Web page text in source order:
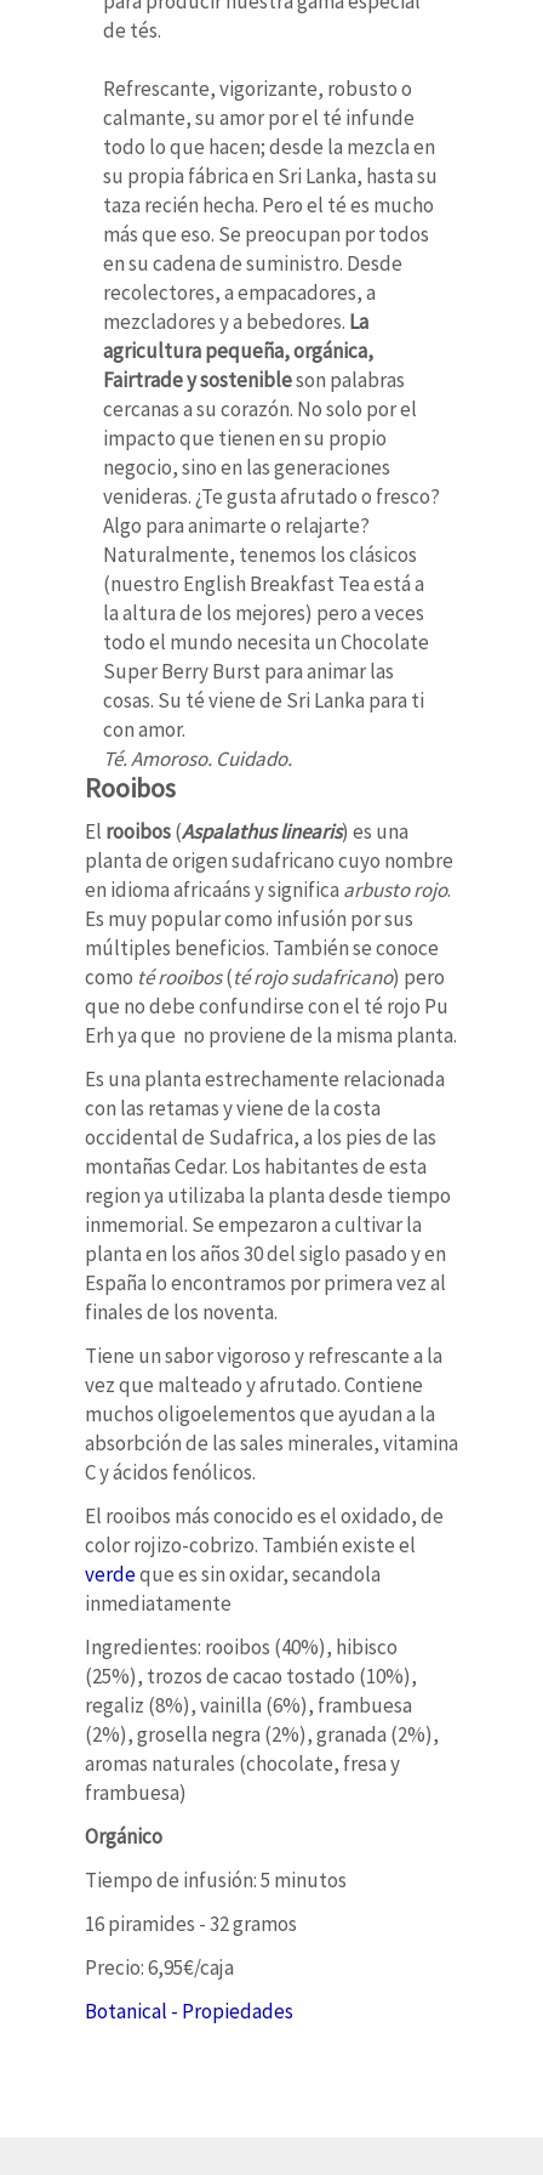
de tés.
Refrescante, vigorizante, robusto o
calmante, su amor por el té infunde
todo lo que hacen; desde la mezcla en
su propia fábrica en Sri Lanka, hasta su
taza recién hecha. Pero el té es mucho
más que eso. Se preocupan por todos
en su cadena de suministro. Desde
recolectores, a empacadores, a
mezcladores y a bebedores. La
agricultura pequeña, orgánica,
Fairtrade y sostenibleson palabras
cercanas a su corazón. No solo por el
impacto que tienen en su propio
negocio, sino en las generaciones
venideras. ¿Te gusta afrutado o fresco?
Algo para animarte o relajarte?
Naturalmente, tenemos los clásicos
(nuestro English Breakfast Tea está a
la altura de los mejores) pero a veces
todo el mundo necesita un Chocolate
Super Berry Burst para animar las
cosas. Su té viene de Sri Lanka para ti
con amor.
Té. Amoroso. Cuidado.
Rooibos
El rooibos(Aspalathus linearis) es una
planta de origen sudafricano cuyo nombre
en idioma africaáns y significa arbusto rojo.
Es muy popular como infusión por sus
múltiples beneficios. También se conoce
como té rooibos(té rojo sudafricano) pero
que no debe confundirse con el té rojo Pu
Erh ya que no proviene de la misma planta.
Es una planta estrechamente relacionada
con las retamas y viene de la costa
occidental de Sudafrica, a los pies de las
montañas Cedar. Los habitantes de esta
region ya utilizaba la planta desde tiempo
inmemorial. Se empezaron a cultivar la
planta en los años 30 del siglo pasado y en
España lo encontramos por primera vez al
finales de los noventa.
Tiene un sabor vigoroso y refrescante a la
vez que malteado y afrutado. Contiene
muchos oligoelementos que ayudan a la
absorbción de las sales minerales, vitamina
C y ácidos fenólicos.
El rooibos más conocido es el oxidado, de
color rojizo-cobrizo. También existe el
verdeque es sin oxidar, secandola
inmediatamente
Ingredientes: rooibos (40%), hibisco
(25%), trozos de cacao tostado (10%),
regaliz (8%), vainilla (6%), frambuesa
(2%), grosella negra (2%), granada (2%),
aromas naturales (chocolate, fresa y
frambuesa)
Orgánico
Tiempo de infusión: 5 minutos
16 piramides - 32 gramos
Precio: 6,95€/caja
Botanical - Propiedades